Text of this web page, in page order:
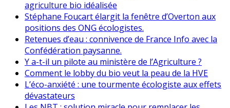
agriculture bio idéalisée
Stéphane Foucart élargit la fenêtre d’Overton aux
positions des ONG écologistes.
Retenues d’eau : connivence de France Info avec la
Confédération paysanne.
Y a-t-il un pilote au ministère de l’Agriculture ?
Comment le lobby du bio veut la peau de la HVE
L’éco-anxiété : une tourmente écologiste aux effets
dévastateurs